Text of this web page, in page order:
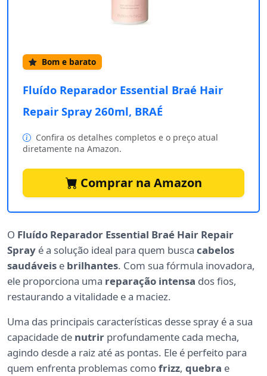
Bom e barato
Fluído Reparador Essential Braé Hair
Repair Spray 260ml, BRAÉ
Confira os detalhes completos e o preço atual
diretamente na Amazon.
Comprar na Amazon
O Fluído Reparador Essential Braé Hair Repair
Spray é a solução ideal para quem busca cabelos
saudáveis e brilhantes. Com sua fórmula inovadora,
ele proporciona uma reparação intensa dos fios,
restaurando a vitalidade e a maciez.
Uma das principais características desse spray é a sua
capacidade de nutrir profundamente cada mecha,
agindo desde a raiz até as pontas. Ele é perfeito para
quem enfrenta problemas comofrizz, quebra e